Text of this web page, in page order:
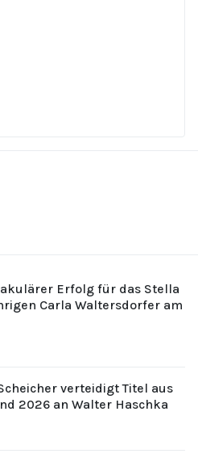
Erfolg für das Stella
Carla Waltersdorfer am
verteidigt Titel aus
2026 an Walter Haschka